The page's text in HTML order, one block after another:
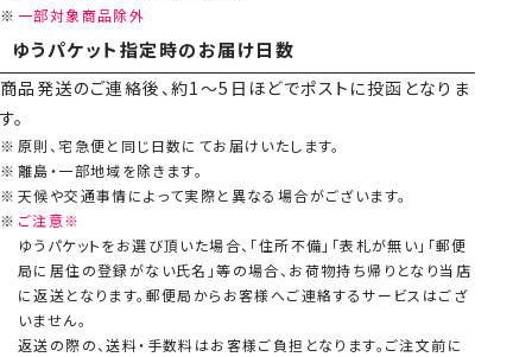
一部対象商品除外
ゆうパケット指定時のお届け日数
商品発送のご連絡後、約1～5日ほどでポストに投函となりま
す。
原則、宅急便と同じ日数にてお届けいたします。
離島・一部地域を除きます。
天候や交通事情によって実際と異なる場合がございます。
ご注意※
ゆうパケットをお選び頂いた場合、「住所不備」「表札が無い」「郵便
局に居住の登録がない氏名」等の場合、お荷物持ち帰りとなり当店
に返送となります。郵便局からお客様へご連絡するサービスはござ
いません。
返送の際の、送料・手数料はお客様ご負担となります。ご注文前に